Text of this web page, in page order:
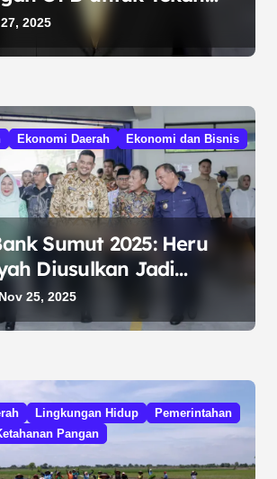
2025
Ekonomi Daerah
Ekonomi dan Bisnis
Sumut 2025: Heru
Diusulkan Jadi
Manajemen Alami
Besar
Nov 25, 2025
Lingkungan Hidup
Pemerintahan
Pangan